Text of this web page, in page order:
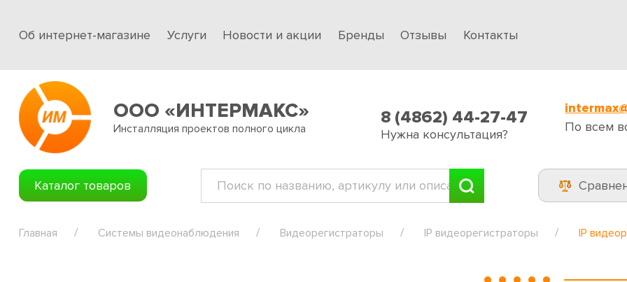
Об интернет-магазине Услуги Новости и акции Бренды Отзывы Контакты
ООО «ИНТЕРМАКС»
Инсталляция проектов полного цикла
8 (4862) 44-27-47
Нужна консультация?
По всем
Каталог товаров
Главная Системы видеонаблюдения Видеорегистраторы IP видеорегистраторы IP